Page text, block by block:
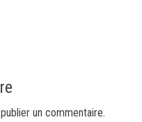
un commentaire.